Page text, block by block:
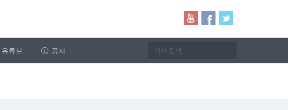
유튜브 공지